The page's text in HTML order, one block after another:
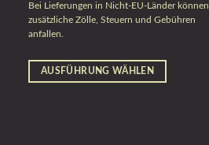
Bei Lieferungen in Nicht-EU-Länder können
zusätzliche Zölle, Steuern und Gebühren
anfallen.
AUSFÜHRUNG WÄHLEN